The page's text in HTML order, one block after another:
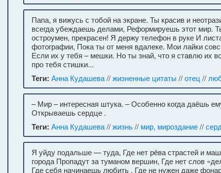
Папа, я вижусь с тобой на экране. Ты красив и
всегда убеждаешь делами, Реформируешь этот мир.
остроумен, прекрасен! Я держу телефон в руке И
фотографии, Пока ты от меня вдалеке. Мои лайки
Если их у тебя – мешки. Но ты знай, что я ставлю их
про тебя стишки...
Теги: Анна Кудашева//жизненные цитаты //отец //
– Мир – интересная штука. – Особенно когда даёшь
Открываешь сердце .
Теги: Анна Кудашева//жизнь// мир, мироздание//
Я уйду подальше — туда, Где нет рёва страстей и
города Пропадут за туманом вершин, Где нет слов
Где себя начинаешь любить , Где не нужен даже